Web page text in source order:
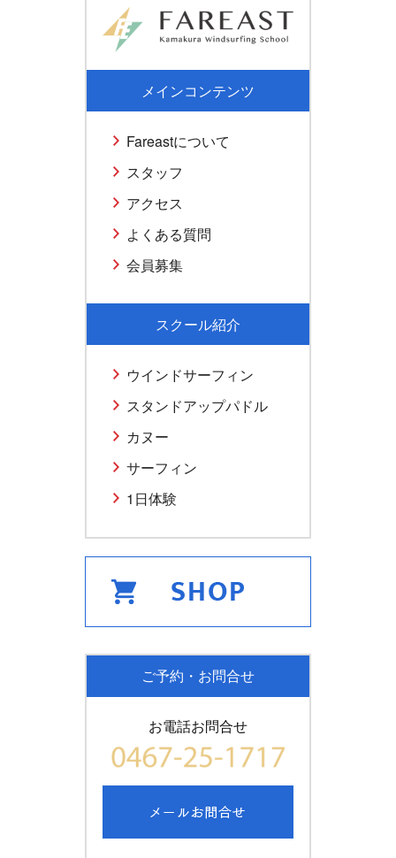
メインコンテンツ
Fareastについて
スタッフ
アクセス
よくある質問
会員募集
スクール紹介
ウインドサーフィン
スタンドアップパドル
カヌー
サーフィン
1日体験
ご予約・お問合せ
お電話お問合せ